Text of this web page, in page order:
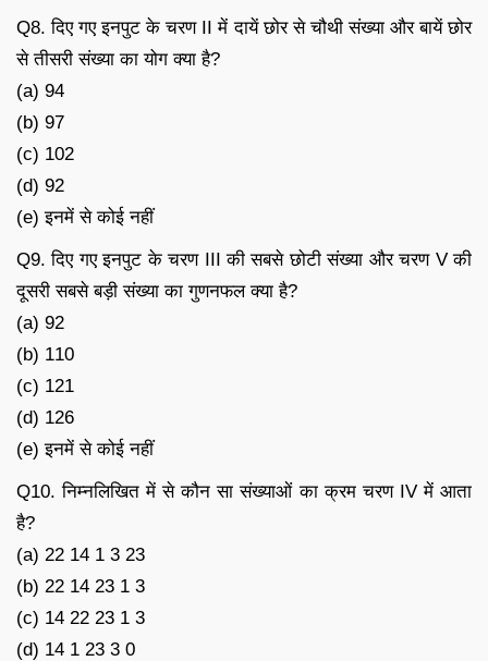
Q8. दिए गए इनपुट के चरण II में दायें छोर से चौथी संख्या और बायें छोर
से तीसरी संख्या का योग क्या है?
(a) 94
(b) 97
(c) 102
(d) 92
(e) इनमें से कोई नहीं
Q9. दिए गए इनपुट के चरण III की सबसे छोटी संख्या और चरण V की
दूसरी सबसे बड़ी संख्या का गुणनफल क्या है?
(a) 92
(b) 110
(c) 121
(d) 126
(e) इनमें से कोई नहीं
Q10. निम्नलिखित में से कौन सा संख्याओं का क्रम चरण IV में आता
है?
(a) 22 14 1 3 23
(b) 22 14 23 1 3
(c) 14 22 23 1 3
(d) 14 1 23 3 0